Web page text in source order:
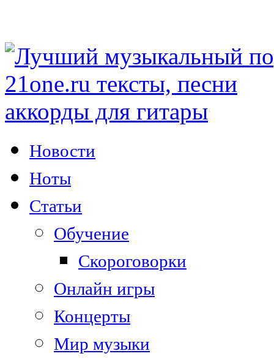
Новости
Ноты
Статьи
Обучение
Скороговорки
Онлайн игры
Концерты
Мир музыки